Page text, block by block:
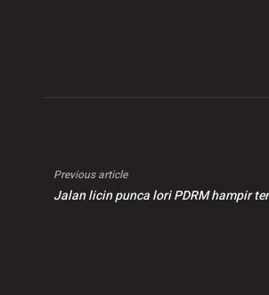
Previous article
Jalan licin punca lori PDRM hampir